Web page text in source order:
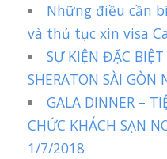
Những điều cần
và thủ tục xin visa
SỰ KIỆN ĐẶC
SHERATON SÀI GÒN
GALA DINNER –
CHỨC KHÁCH SẠN
1/7/2018